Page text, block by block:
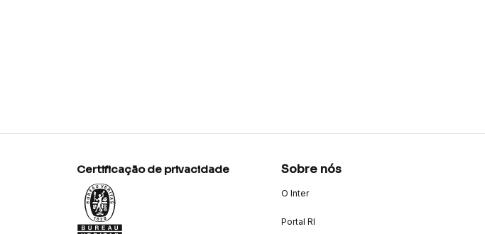
Certificação de privacidade Sobre nós
O Inter
Portal RI